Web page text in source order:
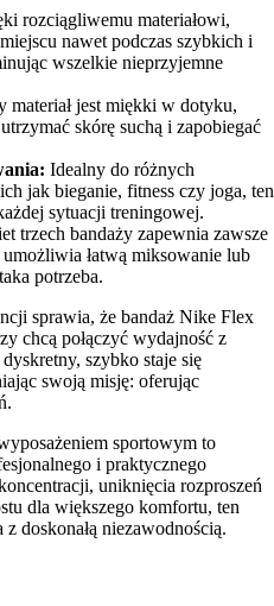
rozciągliwemu materiałowi,
nawet podczas szybkich i
wszelkie nieprzyjemne
materiał jest miękki w dotyku,
skórę suchą i zapobiegać
Idealny do różnych
jak bieganie, fitness czy joga, ten
sytuacji treningowej.
trzech bandaży zapewnia zawsze
łatwą miksowanie lub
potrzeba.
sprawia, że bandaż Nike Flex
chcą połączyć wydajność z
szybko staje się
swoją misję: oferując
sportowym to
i praktycznego
uniknięcia rozproszeń
dla większego komfortu, ten
doskonałą niezawodnością.